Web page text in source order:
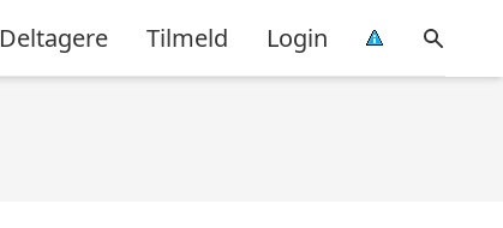
Deltagere Tilmeld Login